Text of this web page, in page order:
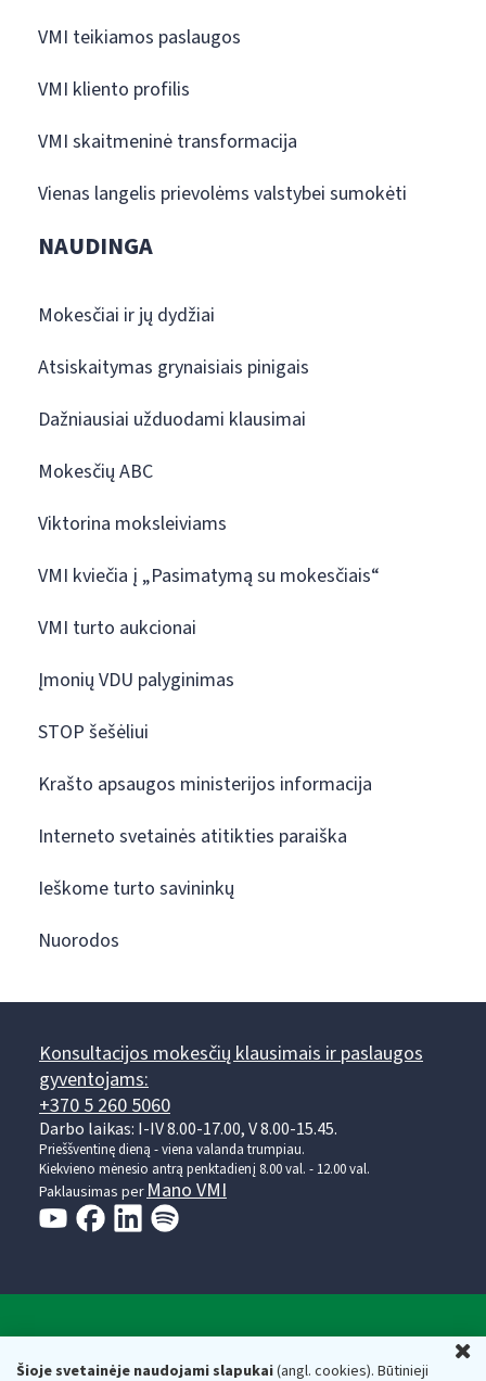
Šioje svetainėje naudojami slapukai(angl. cookies). Būtinieji
VMI teikiamos paslaugos
VMI kliento profilis
VMI skaitmeninė transformacija
Vienas langelis prievolėms valstybei sumokėti
NAUDINGA
Mokesčiai ir jų dydžiai
Atsiskaitymas grynaisiais pinigais
Dažniausiai užduodami klausimai
Mokesčių ABC
Viktorina moksleiviams
VMI kviečia į „Pasimatymą su mokesčiais“
VMI turto aukcionai
Įmonių VDU palyginimas
STOP šešėliui
Krašto apsaugos ministerijos informacija
Interneto svetainės atitikties paraiška
Ieškome turto savininkų
Nuorodos
Konsultacijos mokesčių klausimais ir paslaugos
gyventojams:
+370 5 260 5060
Darbo laikas: I-IV 8.00-17.00, V 8.00-15.45.
Prieššventinę dieną - viena valanda trumpiau.
Kiekvieno mėnesio antrą penktadienį 8.00 val. - 12.00 val.
Paklausimas per Mano VMI
Respublikos finansų ministerijos